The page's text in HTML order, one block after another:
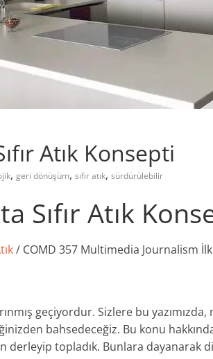
Atık Konsepti
, geri dönüşüm, sıfır atık, sürdürülebilir
Sıfır Atık
/ COMD 357 Multimedia Journalism
geçiyordur. Sizlere bu yazımızda,
bahsedeceğiz. Bu konu
derleyip topladık. Bunlara dayanarak